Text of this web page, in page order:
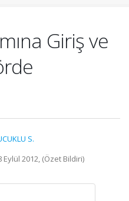
Giriş ve
S.
Eylül 2012, (Özet Bildiri)